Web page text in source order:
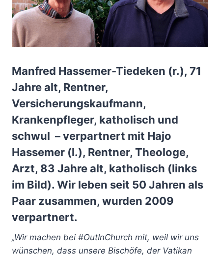
Manfred Hassemer-Tiedeken (r.), 71
Jahre alt, Rentner,
Versicherungskaufmann,
Krankenpfleger, katholisch und
schwul – verpartnert mit Hajo
Hassemer (l.), Rentner, Theologe,
Arzt, 83 Jahre alt, katholisch (links
im Bild). Wir leben seit 50 Jahren als
Paar zusammen, wurden 2009
verpartnert.
„Wir machen bei #OutInChurch mit, weil wir uns
wünschen, dass unsere Bischöfe, der Vatikan